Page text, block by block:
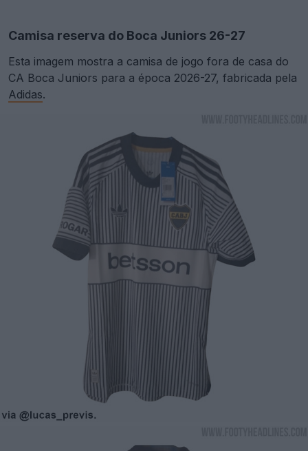
Camisa reserva do Boca Juniors 26-27
Esta imagem mostra a camisa de jogo fora de casa do
CA Boca Juniors para a época 2026-27, fabricada pela
Adidas.